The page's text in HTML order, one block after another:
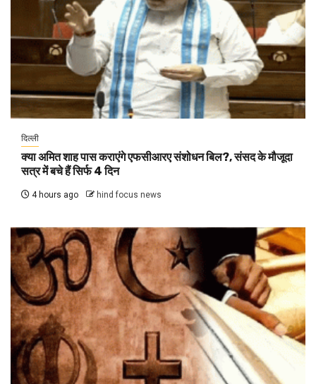
दिल्ली
क्या अमित शाह पास कराएंगे एफसीआरए संशोधन बिल?, संसद के मौजूदा
सत्र में बचे हैं सिर्फ 4 दिन
4 hours ago hind focus news